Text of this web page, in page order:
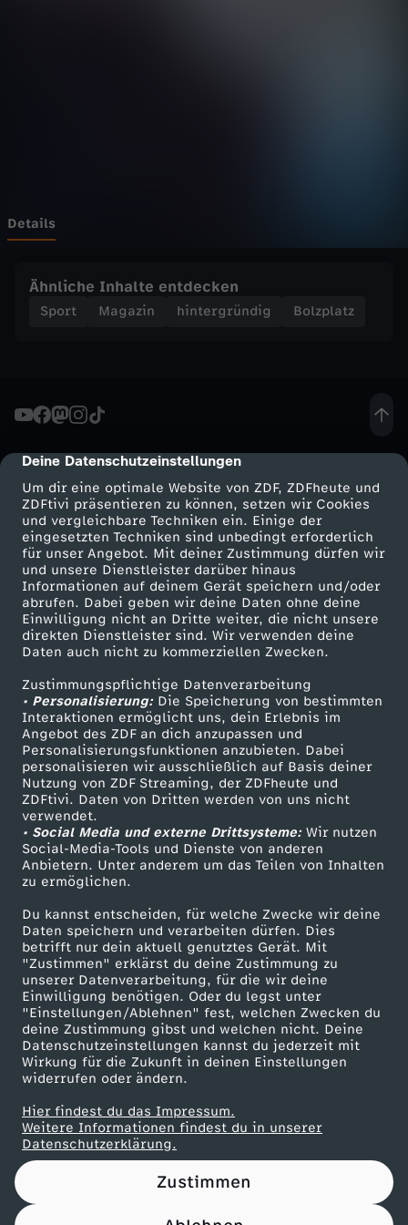
cmp-dialog-description
Deine Datenschutzeinstellungen
Um dir eine optimale Website von ZDF, ZDFheute und
ZDFtivi präsentieren zu können, setzen wir Cookies
und vergleichbare Techniken ein. Einige der
eingesetzten Techniken sind unbedingt erforderlich
für unser Angebot. Mit deiner Zustimmung dürfen wir
und unsere Dienstleister darüber hinaus
Informationen auf deinem Gerät speichern und/oder
abrufen. Dabei geben wir deine Daten ohne deine
Einwilligung nicht an Dritte weiter, die nicht unsere
direkten Dienstleister sind. Wir verwenden deine
Daten auch nicht zu kommerziellen Zwecken.
Zustimmungspflichtige Datenverarbeitung
• Personalisierung:Die Speicherung von bestimmten
Interaktionen ermöglicht uns, dein Erlebnis im
Angebot des ZDF an dich anzupassen und
Personalisierungsfunktionen anzubieten. Dabei
personalisieren wir ausschließlich auf Basis deiner
Nutzung von ZDF Streaming, der ZDFheute und
ZDFtivi. Daten von Dritten werden von uns nicht
verwendet.
• Social Media und externe Drittsysteme:Wir nutzen
Social-Media-Tools und Dienste von anderen
Anbietern. Unter anderem um das Teilen von Inhalten
zu ermöglichen.
Du kannst entscheiden, für welche Zwecke wir deine
Daten speichern und verarbeiten dürfen. Dies
betrifft nur dein aktuell genutztes Gerät. Mit
"Zustimmen" erklärst du deine Zustimmung zu
unserer Datenverarbeitung, für die wir deine
Einwilligung benötigen. Oder du legst unter
"Einstellungen/Ablehnen" fest, welchen Zwecken du
deine Zustimmung gibst und welchen nicht. Deine
Datenschutzeinstellungen kannst du jederzeit mit
Wirkung für die Zukunft in deinen Einstellungen
widerrufen oder ändern.
Hier findest du das Impressum.
Weitere Informationen findest du in unserer
Datenschutzerklärung.
Zustimmen
e
M
u
t
i
k
l
u
b
-
N
e
t
z
w
e
r
k
e
d
e
Details
Ähnliche Inhalte entdecken
Sport Magazin hintergründig Bolzplatz
Mehr ZDF
ZDF-Apps
Smart TV
ZDFtext
Livestreams
Sendungen A-Z
TV-Programm
Service
ZDFmitreden
Kontakt zum ZDF
Tickets
Zuschauerservice
Hilfe
ZDF Unternehmen
Karriere
ZDF goes Schule
Werbefernsehen
Mainzelmännchen
Partner